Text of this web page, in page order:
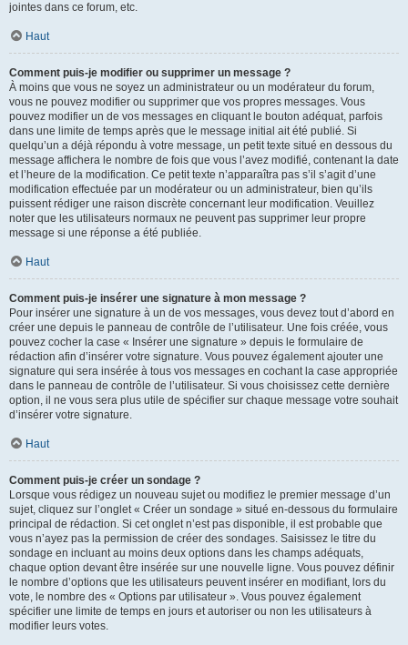
jointes dans ce forum, etc.
Haut
Comment puis-je modifier ou supprimer un message ?
À moins que vous ne soyez un administrateur ou un modérateur du forum,
vous ne pouvez modifier ou supprimer que vos propres messages. Vous
pouvez modifier un de vos messages en cliquant le bouton adéquat, parfois
dans une limite de temps après que le message initial ait été publié. Si
quelqu’un a déjà répondu à votre message, un petit texte situé en dessous du
message affichera le nombre de fois que vous l’avez modifié, contenant la date
et l’heure de la modification. Ce petit texte n’apparaîtra pas s’il s’agit d’une
modification effectuée par un modérateur ou un administrateur, bien qu’ils
puissent rédiger une raison discrète concernant leur modification. Veuillez
noter que les utilisateurs normaux ne peuvent pas supprimer leur propre
message si une réponse a été publiée.
Haut
Comment puis-je insérer une signature à mon message ?
Pour insérer une signature à un de vos messages, vous devez tout d’abord en
créer une depuis le panneau de contrôle de l’utilisateur. Une fois créée, vous
pouvez cocher la case « Insérer une signature » depuis le formulaire de
rédaction afin d’insérer votre signature. Vous pouvez également ajouter une
signature qui sera insérée à tous vos messages en cochant la case appropriée
dans le panneau de contrôle de l’utilisateur. Si vous choisissez cette dernière
option, il ne vous sera plus utile de spécifier sur chaque message votre souhait
d’insérer votre signature.
Haut
Comment puis-je créer un sondage ?
Lorsque vous rédigez un nouveau sujet ou modifiez le premier message d’un
sujet, cliquez sur l’onglet « Créer un sondage » situé en-dessous du formulaire
principal de rédaction. Si cet onglet n’est pas disponible, il est probable que
vous n’ayez pas la permission de créer des sondages. Saisissez le titre du
sondage en incluant au moins deux options dans les champs adéquats,
chaque option devant être insérée sur une nouvelle ligne. Vous pouvez définir
le nombre d’options que les utilisateurs peuvent insérer en modifiant, lors du
vote, le nombre des « Options par utilisateur ». Vous pouvez également
spécifier une limite de temps en jours et autoriser ou non les utilisateurs à
modifier leurs votes.